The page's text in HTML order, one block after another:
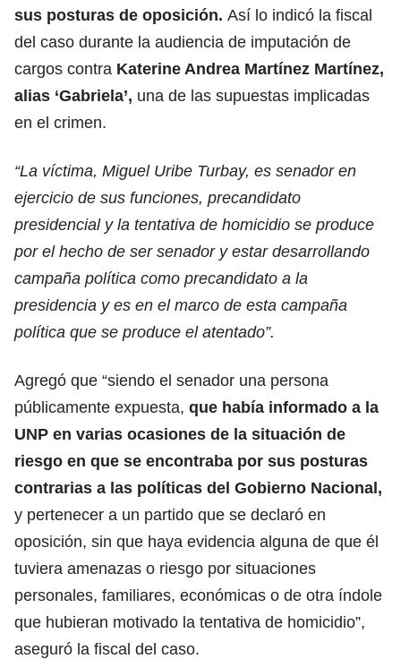
sus posturas de oposición. Así lo indicó la fiscal
del caso durante la audiencia de imputación de
cargos contra Katerine Andrea Martínez Martínez,
alias ‘Gabriela’, una de las supuestas implicadas
en el crimen.
“La víctima, Miguel Uribe Turbay, es senador en
ejercicio de sus funciones, precandidato
presidencial y la tentativa de homicidio se produce
por el hecho de ser senador y estar desarrollando
campaña política como precandidato a la
presidencia y es en el marco de esta campaña
política que se produce el atentado”.
Agregó que “siendo el senador una persona
públicamente expuesta, que había informado a la
UNP en varias ocasiones de la situación de
riesgo en que se encontraba por sus posturas
contrarias a las políticas del Gobierno Nacional,
y pertenecer a un partido que se declaró en
oposición, sin que haya evidencia alguna de que él
tuviera amenazas o riesgo por situaciones
personales, familiares, económicas o de otra índole
que hubieran motivado la tentativa de homicidio”,
aseguró la fiscal del caso.